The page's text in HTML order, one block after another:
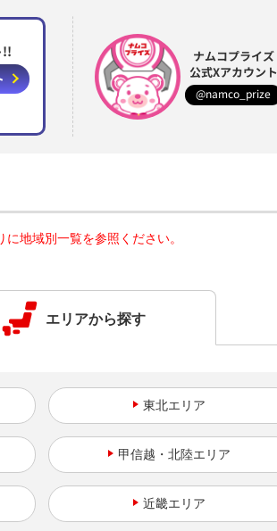
!!
ナムコプライズ
公式Xアカウント
@namco_prize
地域別一覧を参照ください。
エリアから探す
東北
甲信越・北陸
近畿